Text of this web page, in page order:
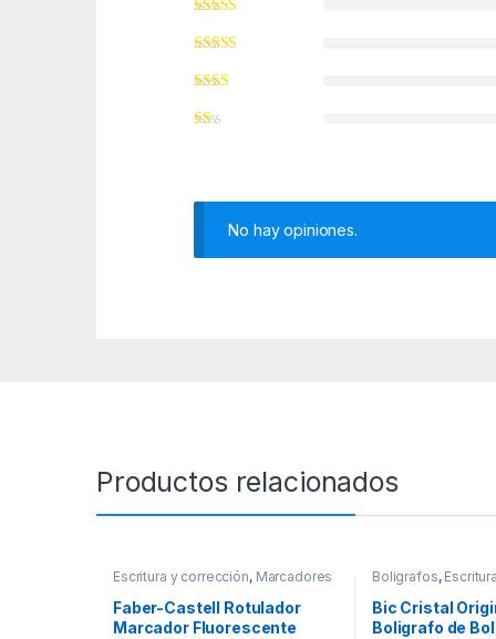
No hay opiniones.
Productos relacionados
Escritura y corrección, Marcadores
y Subrayadores
Faber-Castell Rotulador
Marcador Fluorescente
Boligrafos,
Bic Cristal
Boligrafo de